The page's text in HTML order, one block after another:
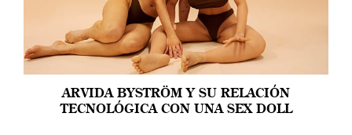
ARVIDA BYSTRÖM Y SU RELACIÓN
TECNOLÓGICA CON UNA SEX DOLL